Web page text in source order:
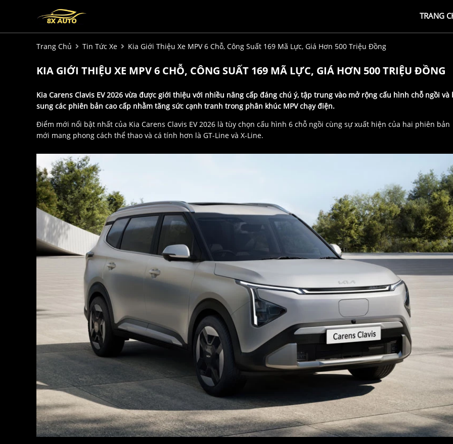
TRANG
Trang Chủ Tin Tức Xe Kia Giới Thiệu Xe MPV 6 Chỗ, Công Suất 169 Mã Lực, Giá Hơn 500 Triệu Đồng
KIA GIỚI THIỆU XE MPV 6 CHỖ, CÔNG SUẤT 169 MÃ LỰC, GIÁ HƠN 500 TRIỆU ĐỒNG
Kia Carens Clavis EV 2026 vừa được giới thiệu với nhiều nâng cấp đáng chú ý, tập trung vào mở rộng cấu hình chỗ ngồi và
sung các phiên bản cao cấp nhằm tăng sức cạnh tranh trong phân khúc MPV chạy điện.
Điểm mới nổi bật nhất của Kia Carens Clavis EV 2026 là tùy chọn cấu hình 6 chỗ ngồi cùng sự xuất hiện của hai phiên bản
mới mang phong cách thể thao và cá tính hơn là GT-Line và X-Line.